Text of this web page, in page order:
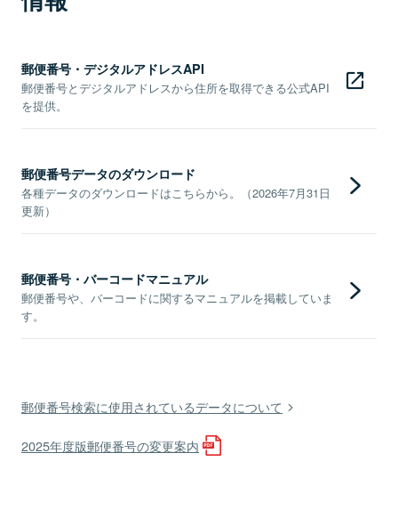
郵便番号・デジタルアドレスAPI
郵便番号とデジタルアドレスから住所を取得できる公式API
を提供。
郵便番号データのダウンロード
各種データのダウンロードはこちらから。（2026年7月31日
更新）
郵便番号・バーコードマニュアル
郵便番号や、バーコードに関するマニュアルを掲載していま
す。
郵便番号検索に使用されているデータについて
2025年度版郵便番号の変更案内